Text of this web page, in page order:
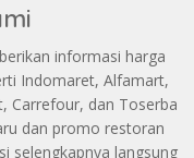
informasi harga
Indomaret, Alfamart,
Carrefour, dan Toserba
dan promo restoran
selengkapnya langsung